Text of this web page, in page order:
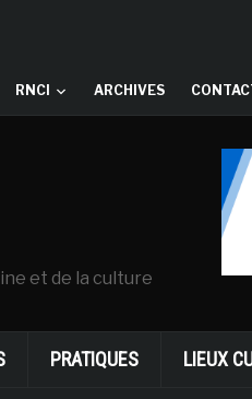
RNCI ARCHIVES
et de la culture
PRATIQUES LIEUX